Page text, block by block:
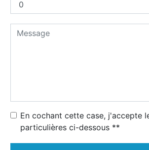
En cochant cette case, j'accepte
particulières ci-dessous **